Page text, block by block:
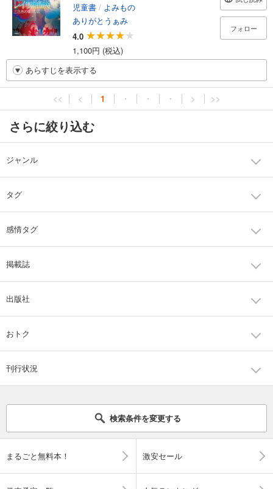
児童書 / よみもの
ありがとうぁみ
4.0
1,100円 (税込)
フォロー
あらすじを表示する
<< < 1 ・ ・ ・ > >>
さらに絞り込む
ジャンル
タグ
感情タグ
掲載誌
出版社
おトク
刊行状況
検索条件を変更する
まるごと無料本！ 激安セール